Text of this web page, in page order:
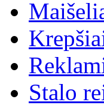
Stalo